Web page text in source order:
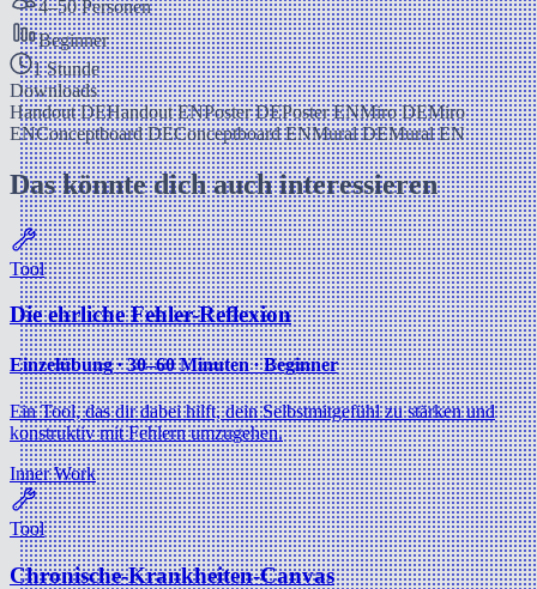
4–50 Personen
Beginner
1 Stunde
Downloads
Handout DEHandout ENPoster DEPoster ENMiro DEMiro
ENConceptboard DEConceptboard ENMural DEMural EN
Das könnte dich auch interessieren
Tool
Die ehrliche Fehler-Reflexion
Einzelübung ∙ 30–60 Minuten ∙ Beginner
Ein Tool, das dir dabei hilft, dein Selbstmitgefühl zu stärken und
konstruktiv mit Fehlern umzugehen.
Inner Work
Tool
Chronische-Krankheiten-Canvas